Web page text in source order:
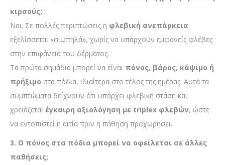
κιρσούς;
Ναι. Σε πολλές περιπτώσεις η φλεβική ανεπάρκεια
εξελίσσεται «σιωπηλά», χωρίς να υπάρχουν εμφανείς φλέβες
στην επιφάνεια του δέρματος.
Τα πρώτα σημάδια μπορεί να είναι πόνος, βάρος, κάψιμο ή
πρήξιμο στα πόδια, ιδιαίτερα στο τέλος της ημέρας. Αυτά τα
συμπτώματα δείχνουν ότι υπάρχει φλεβική στάση και
χρειάζεται έγκαιρη αξιολόγηση με triplex φλεβών, ώστε
να εντοπιστεί η αιτία πριν η πάθηση προχωρήσει.
3. Ο πόνος στα πόδια μπορεί να οφείλεται σε άλλες
παθήσεις;